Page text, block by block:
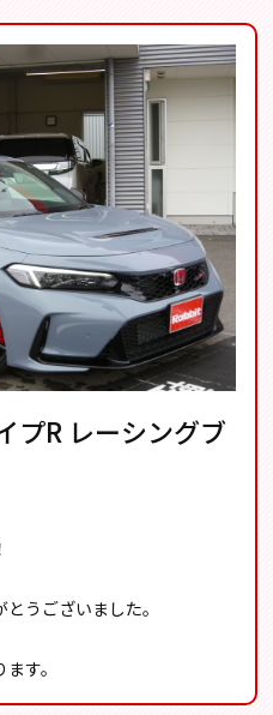
プR レーシングブ
うございました。
す。